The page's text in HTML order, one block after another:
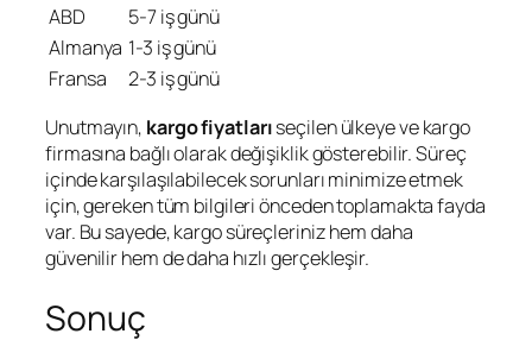
ABD
5-7 iş günü
Almanya 1-3 iş günü
Fransa
2-3 iş günü
Unutmayın, kargo fiyatlarıseçilen ülkeye ve kargo
firmasına bağlı olarak değişiklik gösterebilir. Süreç
içinde karşılaşılabilecek sorunları minimize etmek
için, gereken tüm bilgileri önceden toplamakta fayda
var. Bu sayede, kargo süreçleriniz hem daha
güvenilir hem de daha hızlı gerçekleşir.
Sonuç